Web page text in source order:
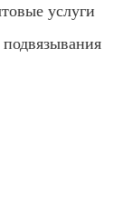
услуги